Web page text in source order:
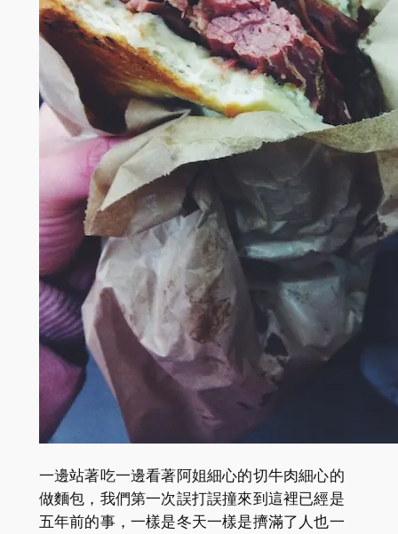
一邊站著吃一邊看著阿姐細心的切牛肉細心的
做麵包，我們第一次誤打誤撞來到這裡已經是
五年前的事，一樣是冬天一樣是擠滿了人也一